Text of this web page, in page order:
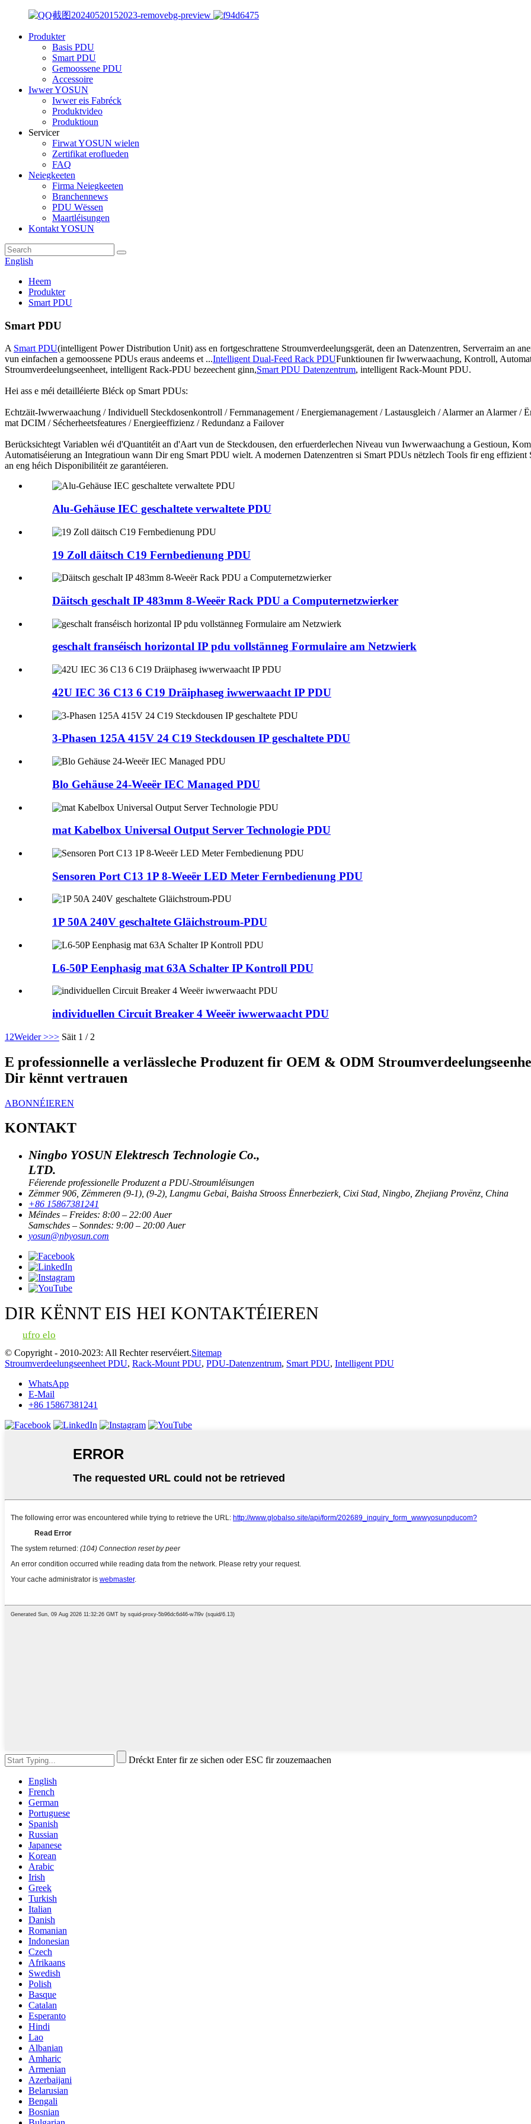
Produkter
Basis PDU
Smart PDU
Gemoossene PDU
Accessoire
Iwwer YOSUN
Iwwer eis Fabréck
Produktvideo
Produktioun
Servicer
Firwat YOSUN wielen
Zertifikat eroflueden
FAQ
Neiegkeeten
Firma Neiegkeeten
Branchennews
PDU Wëssen
Maartléisungen
Kontakt YOSUN
English
Heem
Produkter
Smart PDU
Smart PDU
A Smart PDU(intelligent Power Distribution Unit) ass en fortgeschrattene Stroumverdeelungsgerät, deen an Datenzentren, Serverraim an
vun einfachen a gemoossene PDUs eraus andeems et ...Intelligent Dual-Feed Rack PDUFunktiounen fir Iwwerwaachung, Kontroll,
Stroumverdeelungseenheet, intelligent Rack-PDU bezeechent ginn,Smart PDU Datenzentrum, intelligent Rack-Mount PDU.
Hei ass e méi detailléierte Bléck op Smart PDUs:
Echtzäit-Iwwerwaachung / Individuell Steckdosenkontroll / Fernmanagement / Energiemanagement / Lastausgleich / Alarmer an Alarmer
mat DCIM / Sécherheetsfeatures / Energieeffizienz / Redundanz a Failover
Berücksichtegt Variablen wéi d'Quantitéit an d'Aart vun de Steckdousen, den erfuerderlechen Niveau vun Iwwerwaachung a Gestioun,
Automatiséierung an Integratioun wann Dir eng Smart PDU wielt. A modernen Datenzentren si Smart PDUs nëtzlech Tools fir eng effizient
an eng héich Disponibilitéit ze garantéieren.
Alu-Gehäuse IEC geschaltete verwaltete PDU
19 Zoll däitsch C19 Fernbedienung PDU
Däitsch geschalt IP 483mm 8-Weeër Rack PDU a Computernetzwierker
geschalt franséisch horizontal IP pdu vollstänneg Formulaire am Netzwierk
42U IEC 36 C13 6 C19 Dräiphaseg iwwerwaacht IP PDU
3-Phasen 125A 415V 24 C19 Steckdousen IP geschaltete PDU
Blo Gehäuse 24-Weeër IEC Managed PDU
mat Kabelbox Universal Output Server Technologie PDU
Sensoren Port C13 1P 8-Weeër LED Meter Fernbedienung PDU
1P 50A 240V geschaltete Gläichstroum-PDU
L6-50P Eenphasig mat 63A Schalter IP Kontroll PDU
individuellen Circuit Breaker 4 Weeër iwwerwaacht PDU
1 2Weider >>> Säit 1 / 2
E professionnelle a verlässleche Produzent fir OEM & ODM
Dir kënnt vertrauen
ABONNÉIEREN
KONTAKT
Ningbo YOSUN Elektresch Technologie Co.,
LTD.
Féierende professionelle Produzent a PDU-Stroumléisungen
Zëmmer 906, Zëmmeren (9-1), (9-2), Langmu Gebai, Baisha Strooss Ënnerbezierk, Cixi Stad, Ningbo, Zhejiang Provënz, China
+86 15867381241
Méindes – Freides: 8:00 – 22:00 Auer
Samschdes – Sonndes: 9:00 – 20:00 Auer
yosun@nbyosun.com
DIR KËNNT EIS HEI KONTAKTÉIEREN
ufro elo
© Copyright - 2010-2023: All Rechter reservéiert.Sitemap
Stroumverdeelungseenheet PDU, Rack-Mount PDU, PDU-Datenzentrum, Smart PDU, Intelligent PDU
WhatsApp
E-Mail
+86 15867381241
Dréckt Enter fir ze sichen oder ESC fir zouzemaachen
English
French
German
Portuguese
Spanish
Russian
Japanese
Korean
Arabic
Irish
Greek
Turkish
Italian
Danish
Romanian
Indonesian
Czech
Afrikaans
Swedish
Polish
Basque
Catalan
Esperanto
Hindi
Lao
Albanian
Amharic
Armenian
Azerbaijani
Belarusian
Bengali
Bosnian